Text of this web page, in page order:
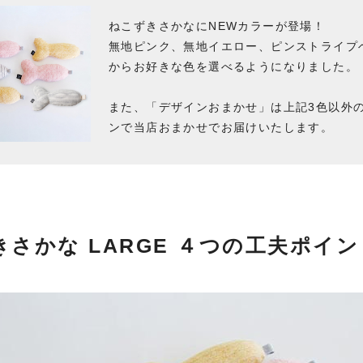
ねこずきさかなにNEWカラーが登場！
無地ピンク、無地イエロー、ピンストライプ
からお好きな色を選べるようになりました。
また、「デザインおまかせ」は上記3色以外
ンで当店おまかせでお届けいたします。
さかな LARGE ４つの工夫ポイン